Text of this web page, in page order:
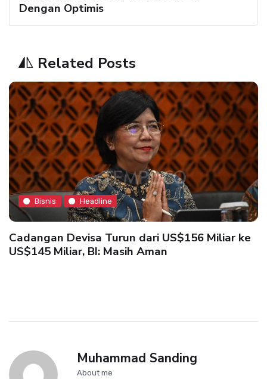
Dengan Optimis
Related Posts
Bisnis Headline
Cadangan Devisa Turun dari US$156 Miliar ke
US$145 Miliar, BI: Masih Aman
Muhammad Sanding
About me